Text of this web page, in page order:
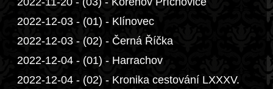
2022-12-03 - (01) - Klínovec
2022-12-03 - (02) - Černá Říčka
2022-12-04 - (01) - Harrachov
2022-12-04 - (02) - Kronika cestování LXXXV.